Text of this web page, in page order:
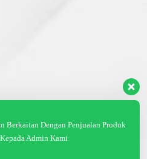
Berkaitan Dengan Penjualan Produk
Kepada Admin Kami